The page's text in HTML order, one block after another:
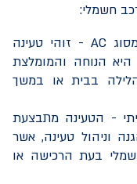
חשמלי:
AC - זוהי טעינה
הנוחה והמומלצת
בבית או במשך
- הטעינה מתבצעת
וניהול טעינה, אשר
בעת הרכישה או